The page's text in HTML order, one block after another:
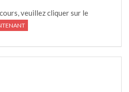
veuillez cliquer sur le